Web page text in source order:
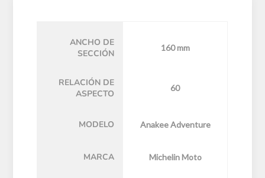
ANCHO DE
SECCIÓN
160 mm
RELACIÓN DE
ASPECTO
60
MODELO Anakee Adventure
MARCA Michelin Moto